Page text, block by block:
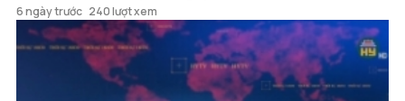
6 ngày trước 240 lượt xem